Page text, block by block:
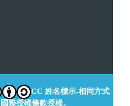
CC 姓名標示-相同方式
際授權條款授權。